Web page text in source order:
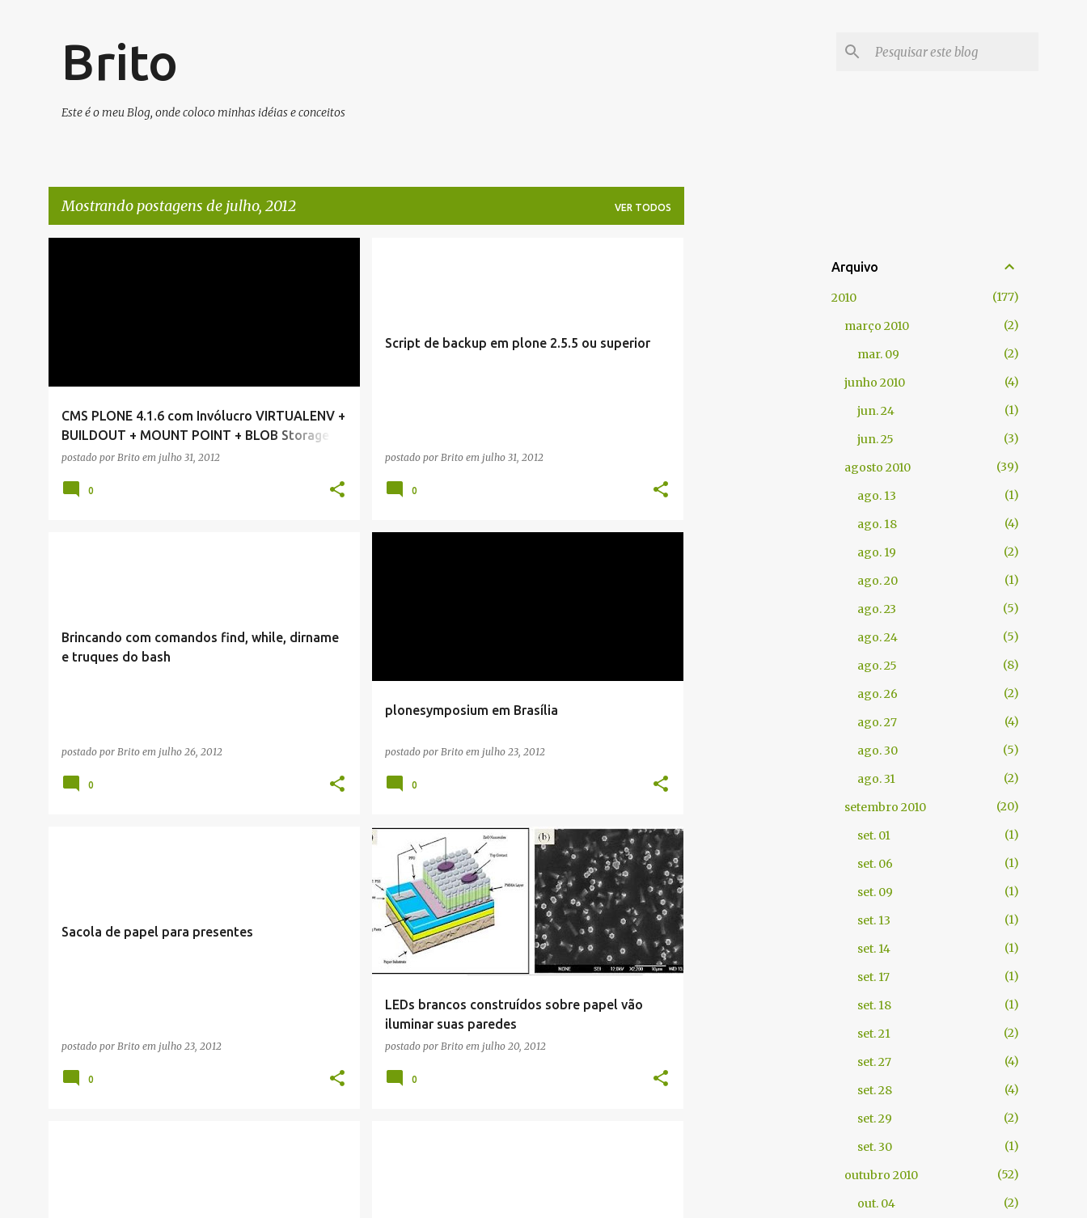
Brito
Este é o meu Blog, onde coloco minhas idéias e conceitos
Mostrando postagens de julho, 2012 VER TODOS
CMS PLONE 4.1.6 com Invólucro VIRTUALENV +
BUILDOUT + MOUNT POINT + BLOB Storage +
Unicode UTF-8
postado por Brito em julho 31, 2012
0
Script de backup em plone 2.5.5 ou superior
postado por Brito em julho 31, 2012
0
Brincando com comandos find, while, dirname
e truques do bash
postado por Brito em julho 26, 2012
0
plonesymposium em Brasília
postado por Brito em julho 23, 2012
0
Sacola de papel para presentes
postado por Brito em julho 23, 2012
0
LEDs brancos construídos sobre papel vão
iluminar suas paredes
postado por Brito em julho 20, 2012
CIÊNCIAS TECNOLOGIA
0
Arquivo
2010
177
março 2010
2
mar. 09
2
junho 2010
4
jun. 24
1
jun. 25
3
agosto 2010
39
ago. 13
1
ago. 18
4
ago. 19
2
ago. 20
1
ago. 23
5
ago. 24
5
ago. 25
8
ago. 26
2
ago. 27
4
ago. 30
5
ago. 31
2
setembro 2010
20
set. 01
1
set. 06
1
set. 09
1
set. 13
1
set. 14
1
set. 17
1
set. 18
1
set. 21
2
set. 27
4
set. 28
4
set. 29
2
set. 30
1
outubro 2010
52
out. 04
2